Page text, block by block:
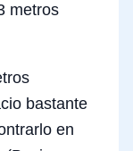
metros
bastante
en